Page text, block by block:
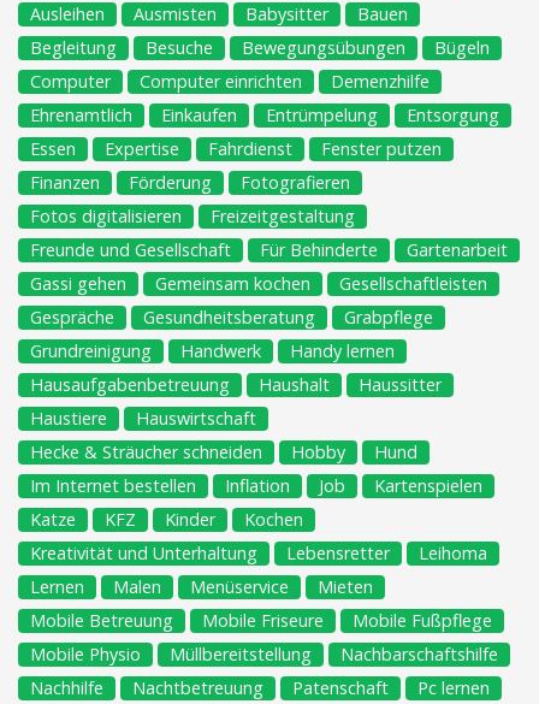
Ausleihen
Ausmisten Babysitter
Bauen
Begleitung
Besuche Bewegungsübungen
Bügeln
Computer
Computer einrichten
Demenzhilfe
Ehrenamtlich
Einkaufen Entrümpelung
Entsorgung
Essen
Expertise Fahrdienst
Fenster putzen
Finanzen
Förderung
Fotografieren
Fotos digitalisieren
Freizeitgestaltung
Freunde und Gesellschaft
Für Behinderte
Gartenarbeit
Gassi gehen
Gemeinsam kochen
Gesellschaftleisten
Gespräche
Gesundheitsberatung
Grabpflege
Grundreinigung
Handwerk
Handy lernen
Hausaufgabenbetreuung
Haushalt
Haussitter
Haustiere
Hauswirtschaft
Hecke & Sträucher schneiden
Hobby
Hund
Im Internet bestellen
Inflation Job
Kartenspielen
Katze
KFZ Kinder
Kochen
Kreativität und Unterhaltung
Lebensretter
Leihoma
Lernen
Malen Menüservice
Mieten
Mobile Betreuung
Mobile Friseure
Mobile Fußpflege
Mobile Physio
Müllbereitstellung
Nachbarschaftshilfe
Nachhilfe
Nachtbetreuung Patenschaft
Pc lernen